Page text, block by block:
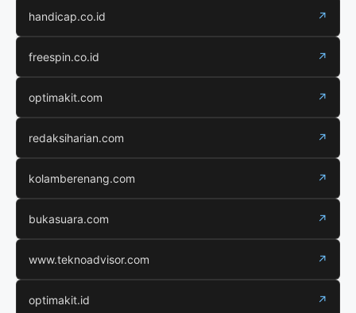
handicap.co.id ↗
freespin.co.id ↗
optimakit.com ↗
redaksiharian.com ↗
kolamberenang.com ↗
bukasuara.com ↗
www.teknoadvisor.com ↗
optimakit.id ↗